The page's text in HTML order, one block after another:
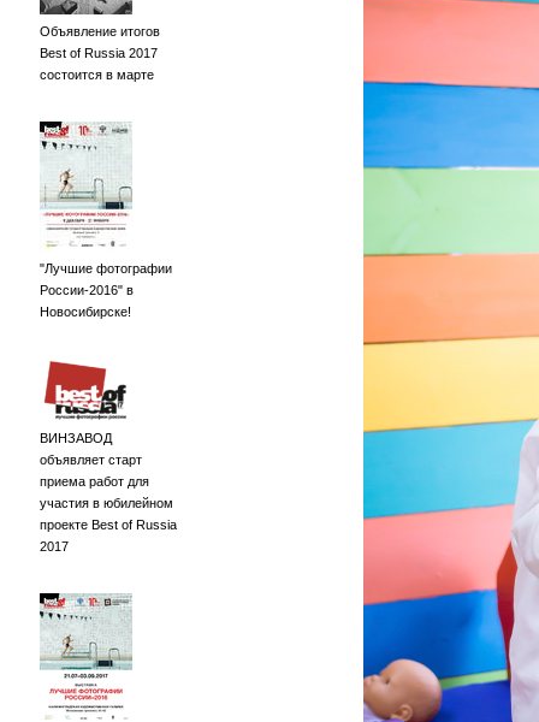
Объявление итогов
Best of Russia 2017
состоится в марте
"Лучшие фотографии
России-2016" в
Новосибирске!
ВИНЗАВОД
объявляет старт
приема работ для
участия в юбилейном
проекте Best of Russia
2017